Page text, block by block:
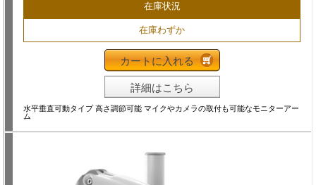
在庫状況
在庫わずか
カートに入れる
詳細はこちら
水平垂直可動タイプ 高さ調節可能 マイクやカメラの取付も可能なモニターアー
ム